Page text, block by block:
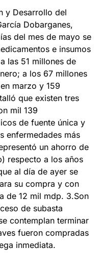
y Desarrollo del
Dobarganes,
del mes de mayo se
e insumos
las 51 millones de
a los 67 millones
marzo y 159
que existen tres
mil 139
de fuente única y
enfermedades más
un ahorro de
respecto a los años
al día de ayer se
su compra y con
de 12 mil mdp. 3.Son
de subasta
contemplan terminar
fueron compradas
inmediata.